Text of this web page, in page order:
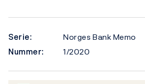
Serie:
Norges Bank Memo
Nummer:
1/2020